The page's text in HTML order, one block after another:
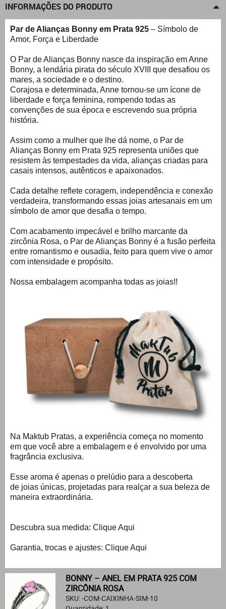
INFORMAÇÕES DO PRODUTO
Par de Alianças Bonny em Prata 925 – Símbolo de
Amor, Força e Liberdade
O Par de Alianças Bonny nasce da inspiração em Anne
Bonny, a lendária pirata do século XVIII que desafiou os
mares, a sociedade e o destino.
Corajosa e determinada, Anne tornou-se um ícone de
liberdade e força feminina, rompendo todas as
convenções de sua época e escrevendo sua própria
história.
Assim como a mulher que lhe dá nome, o Par de
Alianças Bonny em Prata 925 representa uniões que
resistem às tempestades da vida, alianças criadas para
casais intensos, autênticos e apaixonados.
Cada detalhe reflete coragem, independência e conexão
verdadeira, transformando essas joias artesanais em um
símbolo de amor que desafia o tempo.
Com acabamento impecável e brilho marcante da
zircônia Rosa, o Par de Alianças Bonny é a fusão perfeita
entre romantismo e ousadia, feito para quem vive o amor
com intensidade e propósito.
Nossa embalagem acompanha todas as joias!!
Na Maktub Pratas, a experiência começa no momento
em que você abre a embalagem e é envolvido por uma
fragrância exclusiva.
Esse aroma é apenas o prelúdio para a descoberta
de joias únicas, projetadas para realçar a sua beleza de
maneira extraordinária.
Descubra sua medida: Clique Aqui
Garantia, trocas e ajustes: Clique Aqui
BONNY – ANEL EM PRATA 925 COM
ZIRCÔNIA ROSA
SKU: -COM-CAIXINHA-SIM-10